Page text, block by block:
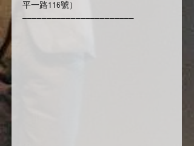
平一路116號）
———————————————————————